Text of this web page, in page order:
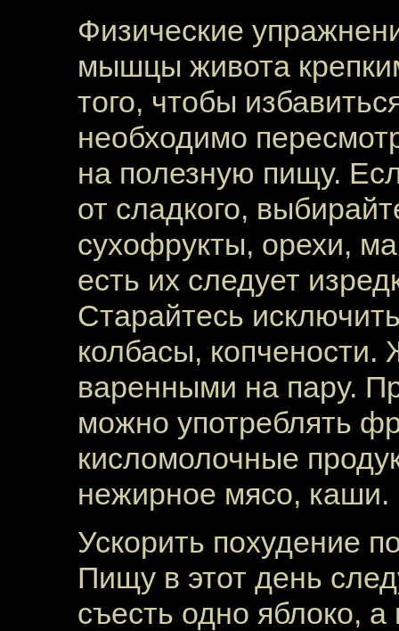
Физические
мышцы живота
того, чтобы
необходимо
на полезную пищу.
от сладкого,
сухофрукты, орехи,
есть их следует
Старайтесь
колбасы,
варенными на пару.
можно употреблять
кисломолочные
нежирное мясо, каши.
Ускорить похудение
Пищу в этот день
съесть одно яблоко,